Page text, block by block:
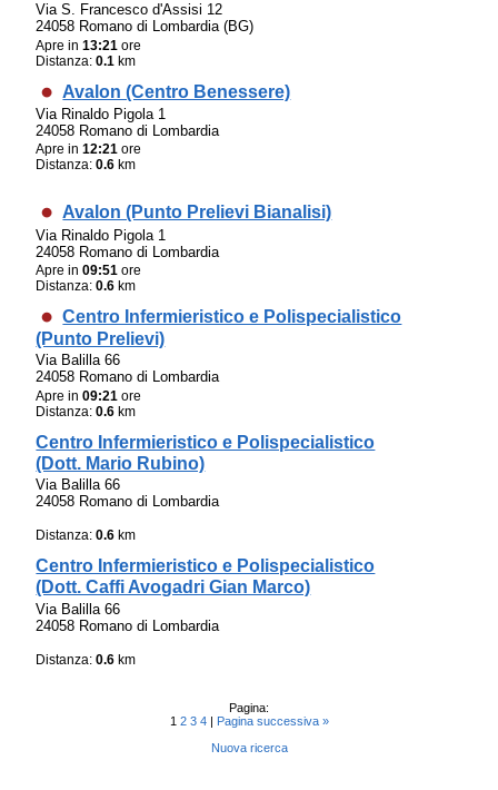
Via S. Francesco d'Assisi 12
24058 Romano di Lombardia (BG)
Apre in13:21 ore
Distanza:0.1 km
Avalon (Centro Benessere)
Via Rinaldo Pigola 1
24058 Romano di Lombardia
Apre in12:21 ore
Distanza:0.6 km
Avalon (Punto Prelievi Bianalisi)
Via Rinaldo Pigola 1
24058 Romano di Lombardia
Apre in09:51 ore
Distanza:0.6 km
Centro Infermieristico e Polispecialistico
(Punto Prelievi)
Via Balilla 66
24058 Romano di Lombardia
Apre in09:21 ore
Distanza:0.6 km
Centro Infermieristico e Polispecialistico
(Dott. Mario Rubino)
Via Balilla 66
24058 Romano di Lombardia
Distanza:0.6 km
Centro Infermieristico e Polispecialistico
(Dott. Caffi Avogadri Gian Marco)
Via Balilla 66
24058 Romano di Lombardia
Distanza:0.6 km
Pagina:
1 2 3 4 | Pagina successiva »
Nuova ricerca